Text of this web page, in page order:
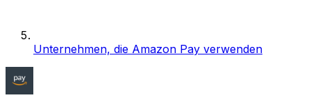
Unternehmen, die Amazon Pay verwenden